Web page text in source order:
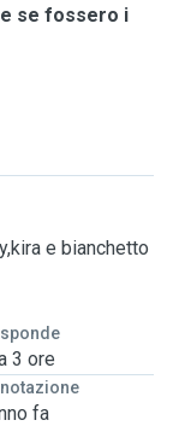
se fossero i
e bianchetto
3 ore
fa